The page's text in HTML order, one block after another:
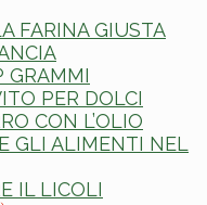
FARINA GIUSTA
GRAMMI
PER DOLCI
CON L’OLIO
GLI ALIMENTI NEL
IL LICOLI